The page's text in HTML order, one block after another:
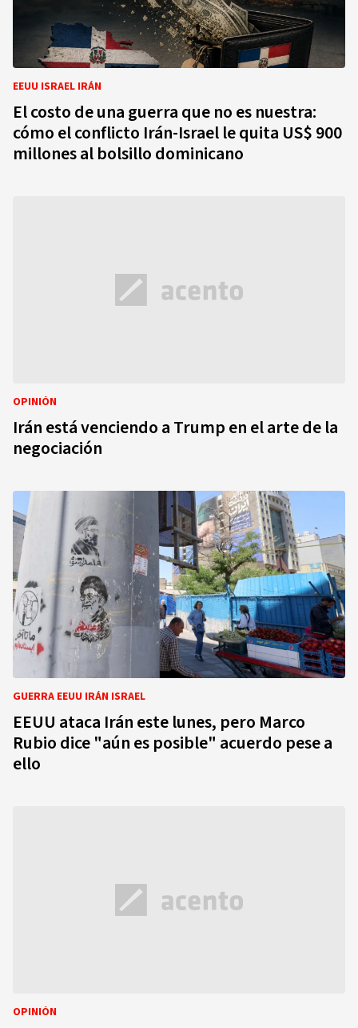
EEUU ISRAEL IRÁN
El costo de una guerra que no es nuestra:
cómo el conflicto Irán-Israel le quita US$ 900
millones al bolsillo dominicano
OPINIÓN
Irán está venciendo a Trump en el arte de la
negociación
GUERRA EEUU IRÁN ISRAEL
EEUU ataca Irán este lunes, pero Marco
Rubio dice "aún es posible" acuerdo pese a
ello
OPINIÓN